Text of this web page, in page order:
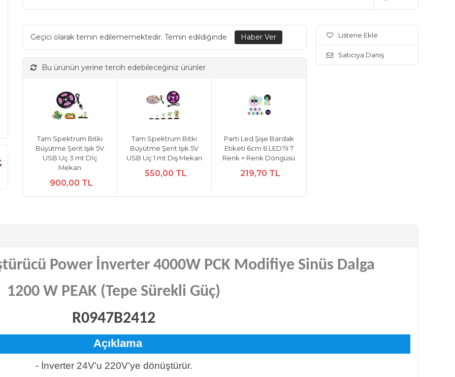
Geçici olarak temin edilememektedir. Temin edildiğinde
Bu ürünün yerine tercih edebileceğiniz ürünler
Tam Spektrum Bitki
Büyütme Şerit Işık 5V
USB Uç 3 mt Dİç
Mekan
900,00 TL
Tam Spektrum Bitki
Büyütme Şerit Işık 5V
USB Uç 1 mt Dış Mekan
550,00 TL
Parti Led Şişe Bardak
Etiketi 6cm 6 LED?li 7
Renk + Renk Döngüsü
219,70 TL
Listene Ekle
Satıcıya Danış
Power İnverter 4000W PCK Modifiye Sinüs Dalga
1200 W PEAK (Tepe Sürekli Güç)
R0947B2412
Açıklama
- İnverter 24V'u 220V'ye dönüştürür.